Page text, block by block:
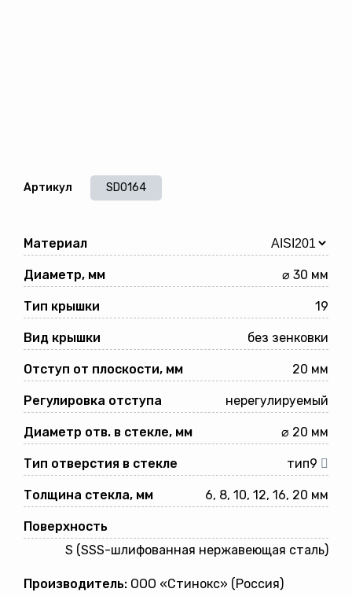
Артикул SD0164
Материал
Диаметр, мм ⌀ 30 мм
Тип крышки 19
Вид крышки без зенковки
Отступ от плоскости, мм 20 мм
Регулировка отступа нерегулируемый
Диаметр отв. в стекле, мм ⌀ 20 мм
Тип отверстия в стекле тип9
Толщина стекла, мм 6, 8, 10, 12, 16, 20 мм
Поверхность
S (SSS-шлифованная нержавеющая сталь)
Производитель: ООО «Стинокс» (Россия)